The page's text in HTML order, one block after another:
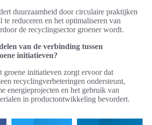
duurzaamheid door circulaire praktijken
te reduceren en het optimaliseren van
de recyclingsector groener wordt.
van de verbinding tussen
initiatieven?
groene initiatieven zorgt ervoor dat
recyclingverbeteringen ondersteunt,
energieprojecten en het gebruik van
in productontwikkeling bevordert.